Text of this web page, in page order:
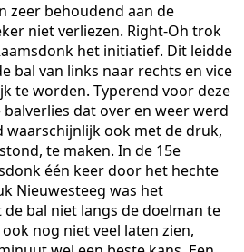
zeer behoudend aan de
niet verliezen. Right-Oh trok
het initiatief. Dit leidde
bal van links naar rechts en vice
te worden. Typerend voor deze
dat over en weer werd
waarschijnlijk ook met de druk,
te maken. In de 15e
één keer door het hechte
Nieuwesteeg was het
bal niet langs de doelman te
nog niet veel laten zien,